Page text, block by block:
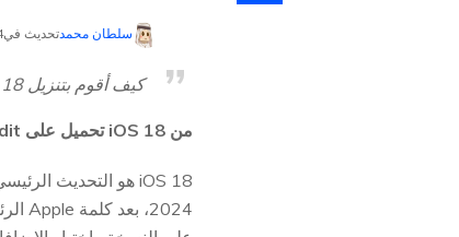
سلطان محمدتحديث في2024-09-14 إلى
كيف أقوم بتنزيل iOS 18؟
من iOS 18 تحميل على Reddit